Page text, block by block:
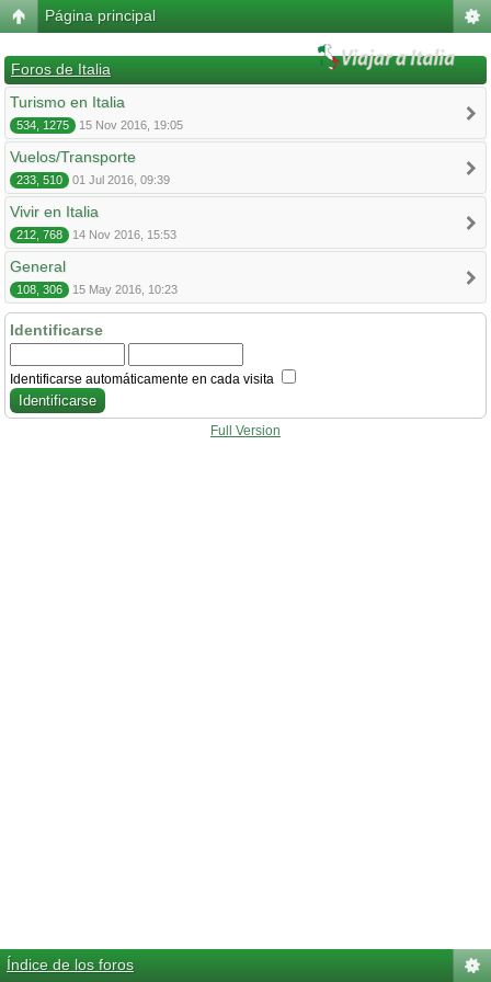
Página principal
Foros de Italia
Turismo en Italia
534, 1275 15 Nov 2016, 19:05
Vuelos/Transporte
233, 510 01 Jul 2016, 09:39
Vivir en Italia
212, 768 14 Nov 2016, 15:53
General
108, 306 15 May 2016, 10:23
Identificarse
Identificarse automáticamente en cada visita
Full Version
Índice de los foros